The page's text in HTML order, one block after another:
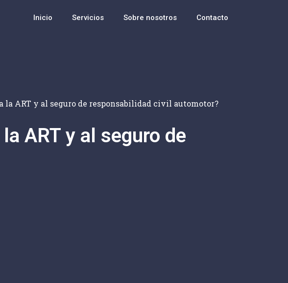
Inicio Servicios Sobre nosotros Contacto
ART y al seguro de responsabilidad civil automotor?
ART y al seguro de